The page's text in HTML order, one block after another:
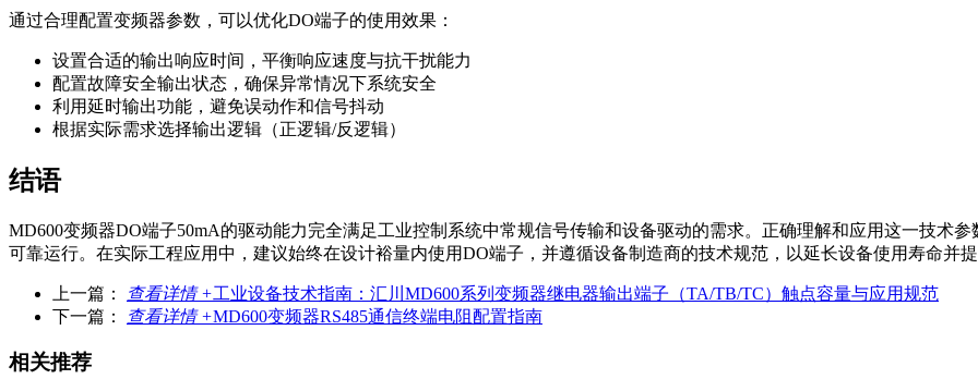
通过合理配置变频器参数，可以优化DO端子的使用效果：
设置合适的输出响应时间，平衡响应速度与抗干扰能力
配置故障安全输出状态，确保异常情况下系统安全
利用延时输出功能，避免误动作和信号抖动
根据实际需求选择输出逻辑（正逻辑/反逻辑）
结语
MD600变频器DO端子50mA的驱动能力完全满足工业控制系统中常规信号传输和设备驱动的需求。正确理解和应用这一技术
可靠运行。在实际工程应用中，建议始终在设计裕量内使用DO端子，并遵循设备制造商的技术规范，以延长设备使用寿命并
上一篇： 查看详情 +工业设备技术指南：汇川MD600系列变频器继电器输出端子（TA/TB/TC）触点容量与应用规范
下一篇：
查看详情 +MD600变频器RS485通信终端电阻配置指南
相关推荐